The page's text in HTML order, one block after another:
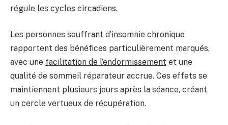
régule les cycles circadiens.
Les personnes souffrant d’insomnie chronique
rapportent des bénéfices particulièrement marqués,
avec une facilitation de l’endormissement et une
qualité de sommeil réparateur accrue. Ces effets se
maintiennent plusieurs jours après la séance, créant
un cercle vertueux de récupération.